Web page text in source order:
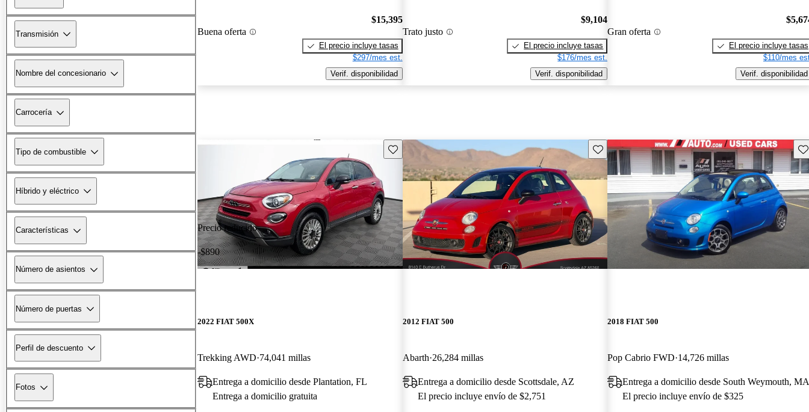
Transmisión
Nombre del concesionario
Carrocería
Tipo de combustible
Híbrido y eléctrico
Características
Número de asientos
Número de puertas
Perfil de descuento
Fotos
Buena oferta
$15,395
El precio incluye tasas
$297/mes est.
Verif. disponibilidad
Trato justo
$9,104
El precio incluye tasas
$176/mes est.
Verif. disponibilidad
Gran oferta
El precio incluye tasas
$110/mes
Verif. disponibilidad
Precio reducido
-$890
Guarda este Aviso
2022 FIAT 500X
Trekking AWD 74,041 millas
Entrega a domicilio desde Plantation, FL
Entrega a domicilio gratuita
Guarda este Aviso
2012 FIAT 500
Abarth 26,284 millas
Entrega a domicilio desde Scottsdale, AZ
El precio incluye envío de $2,751
2018 FIAT 500
Pop Cabrio FWD 14,726 millas
Entrega a domicilio desde South Weymouth,
El precio incluye envío de $325